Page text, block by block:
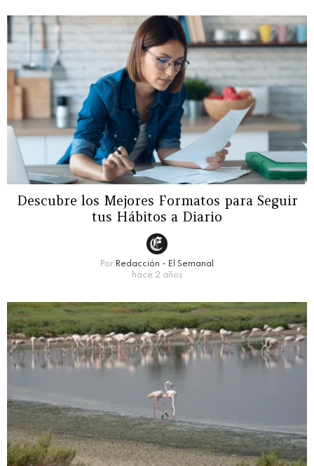
Descubre los Mejores Formatos para Seguir
tus Hábitos a Diario
Por Redacción - El Semanal
hace 2 años